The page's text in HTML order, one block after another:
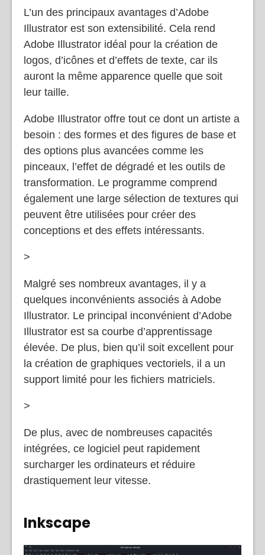
œuvres d’art numériques.
L’un des principaux avantages d’Adobe
Illustrator est son extensibilité. Cela rend
Adobe Illustrator idéal pour la création de
logos, d’icônes et d’effets de texte, car ils
auront la même apparence quelle que soit
leur taille.
Adobe Illustrator offre tout ce dont un artiste a
besoin : des formes et des figures de base et
des options plus avancées comme les
pinceaux, l’effet de dégradé et les outils de
transformation. Le programme comprend
également une large sélection de textures qui
peuvent être utilisées pour créer des
conceptions et des effets intéressants.
>
Malgré ses nombreux avantages, il y a
quelques inconvénients associés à Adobe
Illustrator. Le principal inconvénient d’Adobe
Illustrator est sa courbe d’apprentissage
élevée. De plus, bien qu’il soit excellent pour
la création de graphiques vectoriels, il a un
support limité pour les fichiers matriciels.
>
De plus, avec de nombreuses capacités
intégrées, ce logiciel peut rapidement
surcharger les ordinateurs et réduire
Inkscape